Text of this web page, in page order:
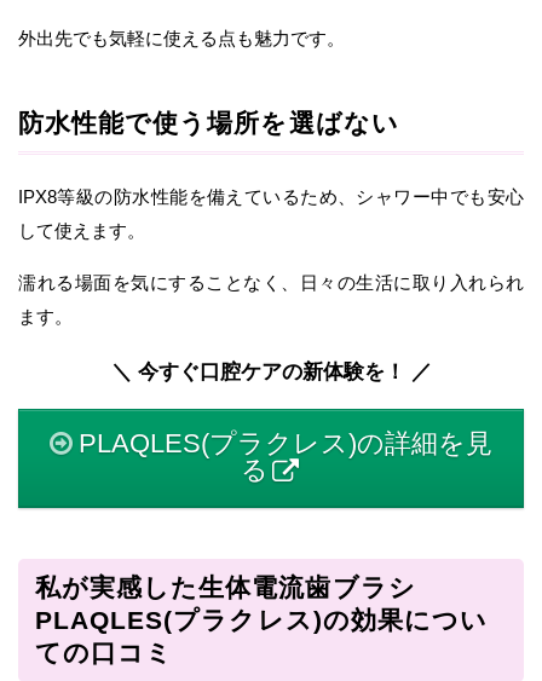
外出先でも気軽に使える点も魅力です。
防水性能で使う場所を選ばない
IPX8等級の防水性能を備えているため、シャワー中でも安心
して使えます。
濡れる場面を気にすることなく、日々の生活に取り入れられ
ます。
＼ 今すぐ口腔ケアの新体験を！ ／
PLAQLES(プラクレス)の詳細を見
る
私が実感した生体電流歯ブラシ
PLAQLES(プラクレス)の効果につい
ての口コミ